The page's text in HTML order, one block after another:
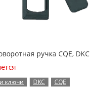
ручка CQE, DKC
ключи DKC CQE